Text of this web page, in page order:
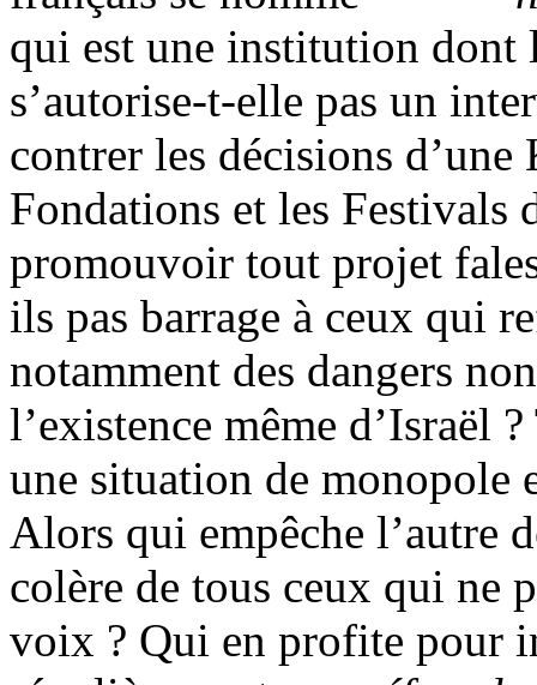
qui est une institution dont
s’autorise-t-elle pas un
contrer les décisions
Fondations et les Festivals
promouvoir tout projet
ils pas barrage à ceux qui
notamment des dangers
l’existence même d’Israël
une situation de monopole
Alors qui empêche l’autre
colère de tous ceux qui ne
voix ? Qui en profite pour